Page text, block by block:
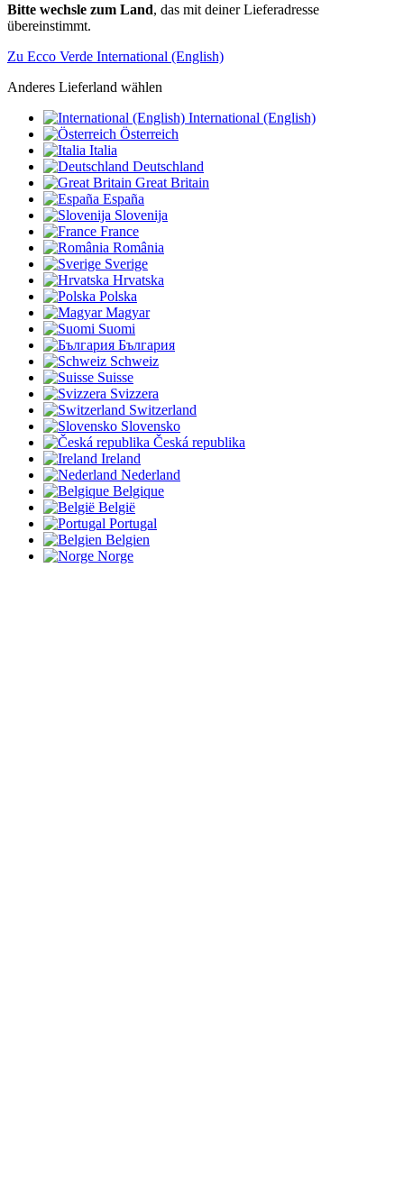
Bitte wechsle zum Land, das mit deiner Lieferadresse
übereinstimmt.
Zu Ecco Verde International (English)
Anderes Lieferland wählen
International (English)
Österreich
Italia
Deutschland
Great Britain
España
Slovenija
France
România
Sverige
Hrvatska
Polska
Magyar
Suomi
България
Schweiz
Suisse
Svizzera
Switzerland
Slovensko
Česká republika
Ireland
Nederland
Belgique
België
Portugal
Belgien
Norge